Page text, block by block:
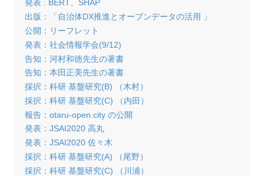
発表 : BERT、SHAP
出版：「自治体DX推進とオープンデータの活用 」
公開：リーフレット
発表：社会情報学会(9/12)
告知：河村和徳先生の著書
告知：本田正美先生の著書
採択：科研 基盤研究(B) （木村）
採択：科研 基盤研究(C) （内田）
報告：otaru-open.city の公開
発表：JSAI2020 高丸
発表：JSAI2020 佐々木
採択：科研 基盤研究(A) （尾野）
採択：科研 基盤研究(C) （川浦）